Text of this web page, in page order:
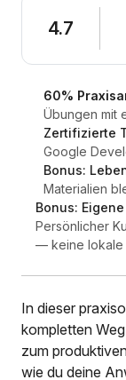
4.7
60%
Übungen mit
Zertifizierte
Google
Bonus:
Materialien
Bonus:
Persönlicher
— keine lokale
In dieser
kompletten
zum
wie du deine